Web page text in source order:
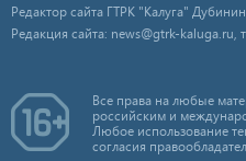
Редактор сайта ГТРК "Калуга"
Редакция сайта: news@gtrk-kaluga.ru,
Все права на любые
российским и
Любое использование
согласия